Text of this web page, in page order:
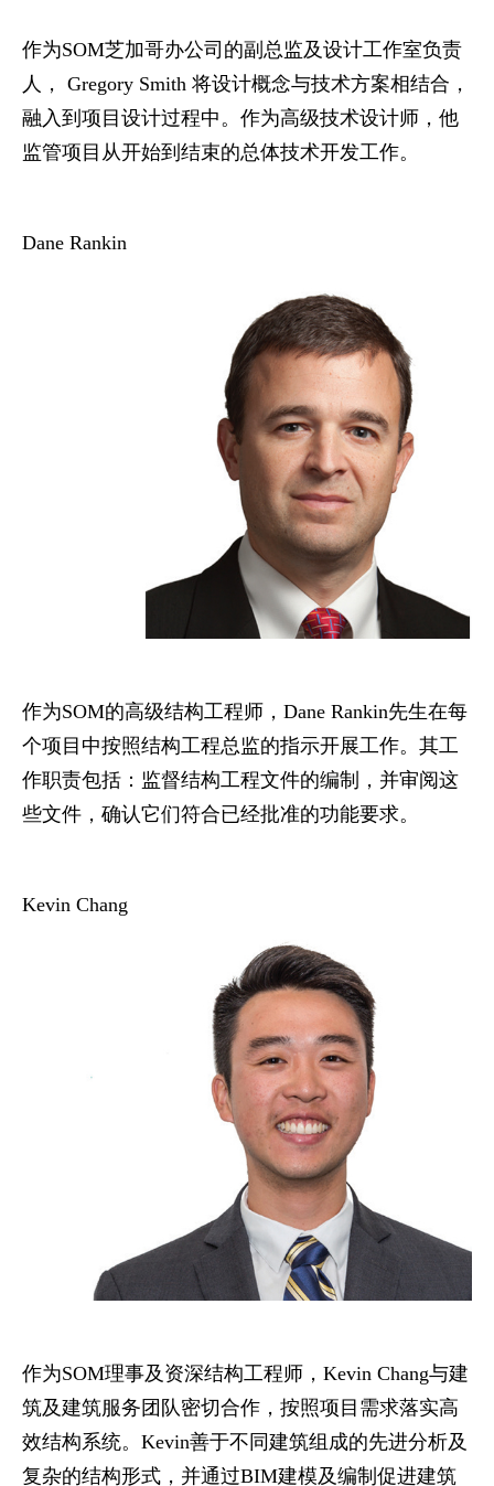
作为SOM芝加哥办公司的副总监及设计工作室负责
人， Gregory Smith 将设计概念与技术方案相结合，
融入到项目设计过程中。作为高级技术设计师，他
监管项目从开始到结束的总体技术开发工作。
Dane Rankin
作为SOM的高级结构工程师， Dane Rankin先生在每
个项目中按照结构工程总监的指示开展工作。其工
作职责包括：监督结构工程文件的编制，并审阅这
些文件，确认它们符合已经批准的功能要求。
Kevin Chang
作为SOM理事及资深结构工程师， Kevin Chang与建
筑及建筑服务团队密切合作，按照项目需求落实高
效结构系统。 Kevin善于不同建筑组成的先进分析及
复杂的结构形式，并通过BIM建模及编制促进建筑